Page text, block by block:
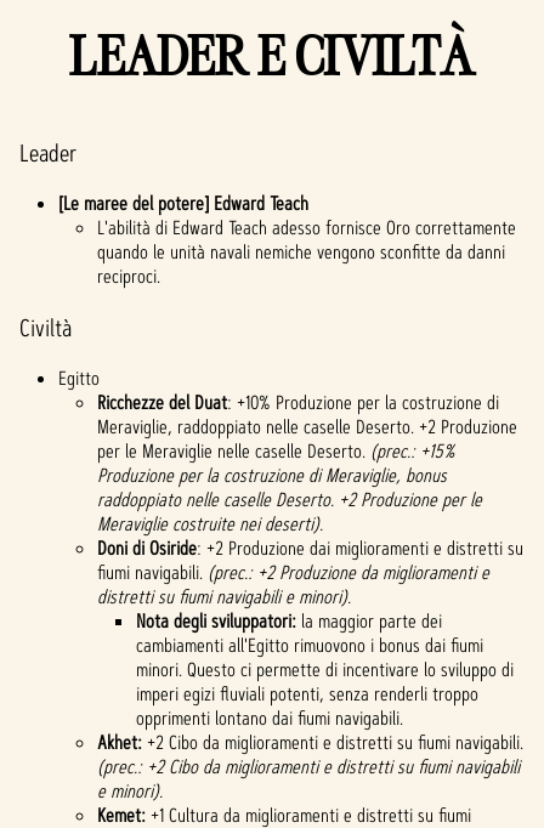
LEADER E CIVILTÀ
Leader
[Le maree del potere] Edward Teach
L'abilità di Edward Teach adesso fornisce Oro correttamente
quando le unità navali nemiche vengono sconfitte da danni
reciproci.
Civiltà
Egitto
Ricchezze del Duat: +10% Produzione per la costruzione di
Meraviglie, raddoppiato nelle caselle Deserto. +2 Produzione
per le Meraviglie nelle caselle Deserto. (prec.: +15%
Produzione per la costruzione di Meraviglie, bonus
raddoppiato nelle caselle Deserto. +2 Produzione per le
Meraviglie costruite nei deserti).
Doni di Osiride: +2 Produzione dai miglioramenti e distretti su
fiumi navigabili. (prec.: +2 Produzione da miglioramenti e
distretti su fiumi navigabili e minori).
Nota degli sviluppatori: la maggior parte dei
cambiamenti all'Egitto rimuovono i bonus dai fiumi
minori. Questo ci permette di incentivare lo sviluppo di
imperi egizi fluviali potenti, senza renderli troppo
opprimenti lontano dai fiumi navigabili.
Akhet:+2 Cibo da miglioramenti e distretti su fiumi navigabili.
(prec.: +2 Cibo da miglioramenti e distretti su fiumi navigabili
e minori).
Kemet:+1 Cultura da miglioramenti e distretti su fiumi